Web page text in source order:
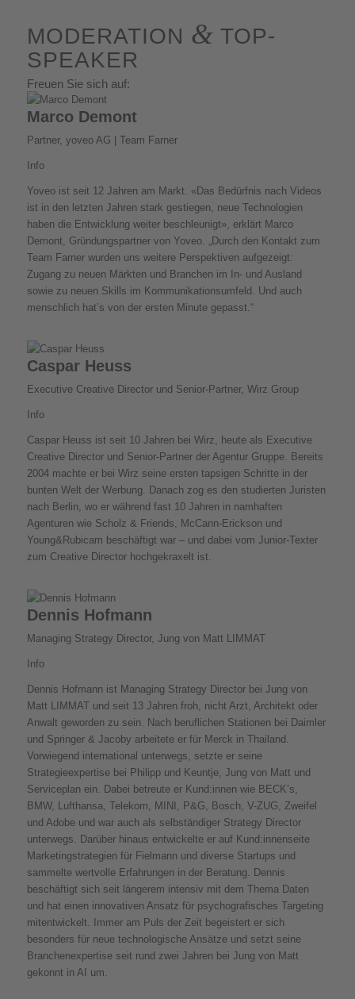
MODERATION & TOP-
SPEAKER
Freuen Sie sich auf:
Marco Demont
Partner, yoveo AG | Team Farner
Info
Yoveo ist seit 12 Jahren am Markt. «Das Bedürfnis nach Videos
ist in den letzten Jahren stark gestiegen, neue Technologien
haben die Entwicklung weiter beschleunigt», erklärt Marco
Demont, Gründungspartner von Yoveo. „Durch den Kontakt zum
Team Farner wurden uns weitere Perspektiven aufgezeigt:
Zugang zu neuen Märkten und Branchen im In- und Ausland
sowie zu neuen Skills im Kommunikationsumfeld. Und auch
menschlich hat’s von der ersten Minute gepasst.“
Caspar Heuss
Executive Creative Director und Senior-Partner, Wirz Group
Info
Caspar Heuss ist seit 10 Jahren bei Wirz, heute als Executive
Creative Director und Senior-Partner der Agentur Gruppe. Bereits
2004 machte er bei Wirz seine ersten tapsigen Schritte in der
bunten Welt der Werbung. Danach zog es den studierten Juristen
nach Berlin, wo er während fast 10 Jahren in namhaften
Agenturen wie Scholz & Friends, McCann-Erickson und
Young&Rubicam beschäftigt war – und dabei vom Junior-Texter
zum Creative Director hochgekraxelt ist.
Dennis Hofmann
Managing Strategy Director, Jung von Matt LIMMAT
Info
Dennis Hofmann ist Managing Strategy Director bei Jung von
Matt LIMMAT und seit 13 Jahren froh, nicht Arzt, Architekt oder
Anwalt geworden zu sein. Nach beruflichen Stationen bei Daimler
und Springer & Jacoby arbeitete er für Merck in Thailand.
Vorwiegend international unterwegs, setzte er seine
Strategieexpertise bei Philipp und Keuntje, Jung von Matt und
Serviceplan ein. Dabei betreute er Kund:innen wie BECK’s,
BMW, Lufthansa, Telekom, MINI, P&G, Bosch, V-ZUG, Zweifel
und Adobe und war auch als selbständiger Strategy Director
unterwegs. Darüber hinaus entwickelte er auf Kund:innenseite
Marketingstrategien für Fielmann und diverse Startups und
sammelte wertvolle Erfahrungen in der Beratung. Dennis
beschäftigt sich seit längerem intensiv mit dem Thema Daten
und hat einen innovativen Ansatz für psychografisches Targeting
mitentwickelt. Immer am Puls der Zeit begeistert er sich
besonders für neue technologische Ansätze und setzt seine
Branchenexpertise seit rund zwei Jahren bei Jung von Matt
gekonnt in AI um.